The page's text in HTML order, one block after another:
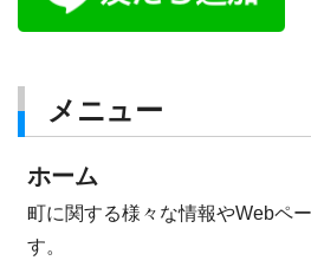
メニュー
ホーム
町に関する様々な情報やWebペ
す。